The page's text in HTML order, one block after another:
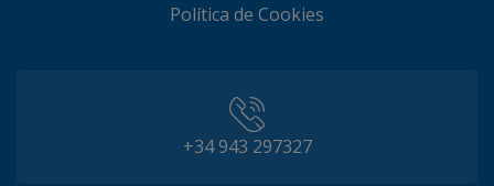
Política de Cookies
+34 943 297327